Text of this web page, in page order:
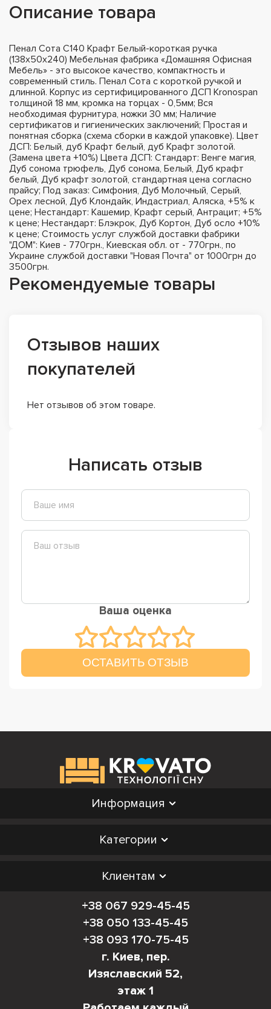
Описание товара
Пенал Сота С140 Крафт Белый-короткая ручка
(138х50х240) Мебельная фабрика «Домашняя Офисная
Мебель» - это высокое качество, компактность и
современный стиль. Пенал Сота с короткой ручкой и
длинной. Корпус из сертифицированного ДСП Kronospan
толщиной 18 мм, кромка на торцах - 0,5мм; Вся
необходимая фурнитура, ножки 30 мм; Наличие
сертификатов и гигиенических заключений; Простая и
понятная сборка (схема сборки в каждой упаковке). Цвет
ДСП: Белый, дуб Крафт белый, дуб Крафт золотой.
(Замена цвета +10%) Цвета ДСП: Стандарт: Венге магия,
Дуб сонома трюфель, Дуб сонома, Белый, Дуб крафт
белый, Дуб крафт золотой, стандартная цена согласно
прайсу; Под заказ: Симфония, Дуб Молочный, Серый,
Орех лесной, Дуб Клондайк, Индастриал, Аляска, +5% к
цене; Нестандарт: Кашемир, Крафт серый, Антрацит; +5%
к цене; Нестандарт: Блэкрок, Дуб Кортон, Дуб осло +10%
к цене; Стоимость услуг службой доставки фабрики
"ДОМ": Киев - 770грн., Киевская обл. от - 770грн., по
Украине службой доставки "Новая Почта" от 1000грн до
3500грн.
Рекомендуемые товары
Отзывов наших
покупателей
Нет отзывов об этом товаре.
Написать отзыв
Ваша оценка
ОСТАВИТЬ ОТЗЫВ
Информация
Категории
Клиентам
+38 067 929-45-45
+38 050 133-45-45
+38 093 170-75-45
г. Киев, пер.
Изяславский 52,
этаж 1